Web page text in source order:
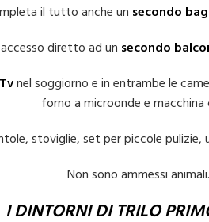
il tutto anche un secondo
diretto ad un secondo
nel soggiorno e in entrambe le
forno a microonde e macchina
stoviglie, set per piccole pulizie,
Non sono ammessi animali.
I DINTORNI DI TRILO